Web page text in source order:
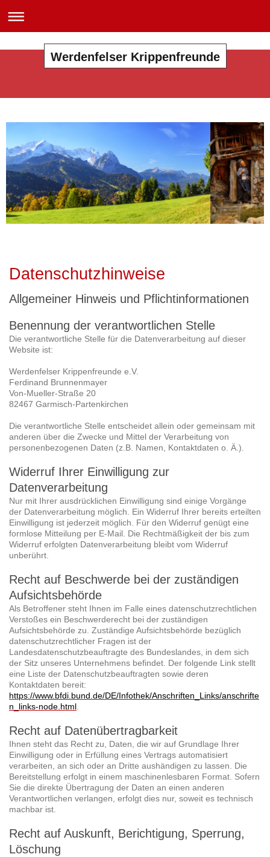
Werdenfelser Krippenfreunde
Datenschutzhinweise
Allgemeiner Hinweis und Pflichtinformationen
Benennung der verantwortlichen Stelle
Die verantwortliche Stelle für die Datenverarbeitung auf dieser
Website ist:
Werdenfelser Krippenfreunde e.V.
Ferdinand Brunnenmayer
Von-Mueller-Straße 20
82467 Garmisch-Partenkirchen
Die verantwortliche Stelle entscheidet allein oder gemeinsam mit
anderen über die Zwecke und Mittel der Verarbeitung von
personenbezogenen Daten (z.B. Namen, Kontaktdaten o. Ä.).
Widerruf Ihrer Einwilligung zur
Datenverarbeitung
Nur mit Ihrer ausdrücklichen Einwilligung sind einige Vorgänge
der Datenverarbeitung möglich. Ein Widerruf Ihrer bereits erteilten
Einwilligung ist jederzeit möglich. Für den Widerruf genügt eine
formlose Mitteilung per E-Mail. Die Rechtmäßigkeit der bis zum
Widerruf erfolgten Datenverarbeitung bleibt vom Widerruf
unberührt.
Recht auf Beschwerde bei der zuständigen
Aufsichtsbehörde
Als Betroffener steht Ihnen im Falle eines datenschutzrechtlichen
Verstoßes ein Beschwerderecht bei der zuständigen
Aufsichtsbehörde zu. Zuständige Aufsichtsbehörde bezüglich
datenschutzrechtlicher Fragen ist der
Landesdatenschutzbeauftragte des Bundeslandes, in dem sich
der Sitz unseres Unternehmens befindet. Der folgende Link stellt
eine Liste der Datenschutzbeauftragten sowie deren
Kontaktdaten bereit:
https://www.bfdi.bund.de/DE/Infothek/Anschriften_Links/anschrifte
n_links-node.html.
Recht auf Datenübertragbarkeit
Ihnen steht das Recht zu, Daten, die wir auf Grundlage Ihrer
Einwilligung oder in Erfüllung eines Vertrags automatisiert
verarbeiten, an sich oder an Dritte aushändigen zu lassen. Die
Bereitstellung erfolgt in einem maschinenlesbaren Format. Sofern
Sie die direkte Übertragung der Daten an einen anderen
Verantwortlichen verlangen, erfolgt dies nur, soweit es technisch
machbar ist.
Recht auf Auskunft, Berichtigung, Sperrung,
Löschung